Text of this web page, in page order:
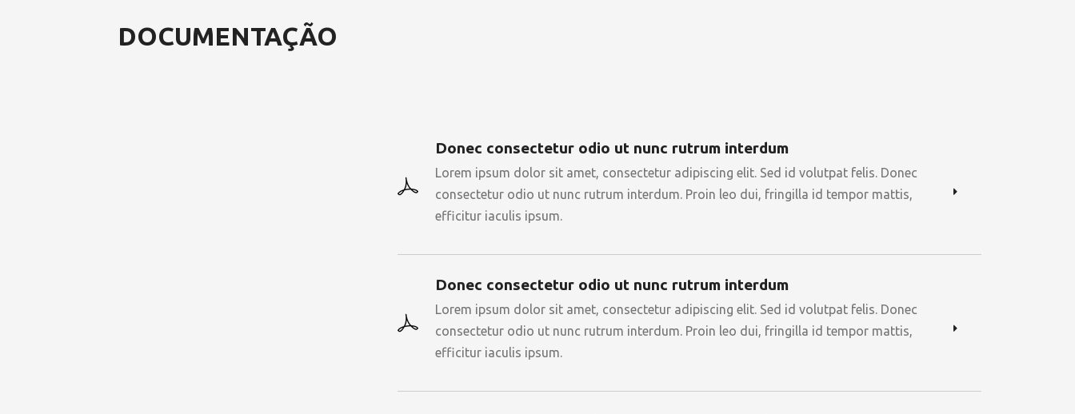
DOCUMENTAÇÃO
Donec consectetur odio ut nunc rutrum interdum
Lorem ipsum dolor sit amet, consectetur adipiscing elit. Sed id volutpat felis. Donec
consectetur odio ut nunc rutrum interdum. Proin leo dui, fringilla id tempor mattis,
efficitur iaculis ipsum.
Donec consectetur odio ut nunc rutrum interdum
Lorem ipsum dolor sit amet, consectetur adipiscing elit. Sed id volutpat felis. Donec
consectetur odio ut nunc rutrum interdum. Proin leo dui, fringilla id tempor mattis,
efficitur iaculis ipsum.